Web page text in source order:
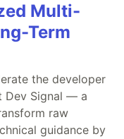
Multi-
Term
the developer
Dev Signal — a
raw
guidance by